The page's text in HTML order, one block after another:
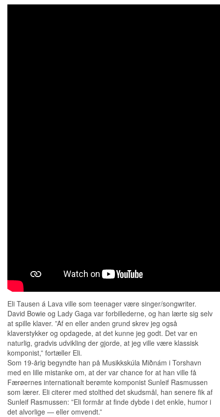
Eli Tausen á Lava ville som teenager være singer/songwriter.
David Bowie og Lady Gaga var forbillederne, og han lærte sig selv
at spille klaver. ”Af en eller anden grund skrev jeg også
klaverstykker og opdagede, at det kunne jeg godt. Det var en
naturlig, gradvis udvikling der gjorde, at jeg ville være klassisk
komponist,” fortæller Eli.
Som 19-årig begyndte han på Musikkskúla Miðnám i Torshavn
med en lille mistanke om, at der var chance for at han ville få
Færøernes internationalt berømte komponist Sunleif Rasmussen
som lærer. Eli citerer med stolthed det skudsmål, han senere fik af
Sunleif Rasmussen: ”Eli formår at finde dybde i det enkle, humor i
det alvorlige — eller omvendt.”